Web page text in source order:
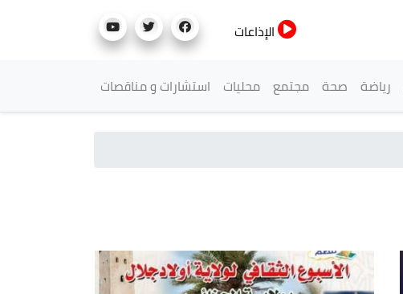
الإذاعات
رياضة صحة مجتمع محليات استشارات و مناقصات